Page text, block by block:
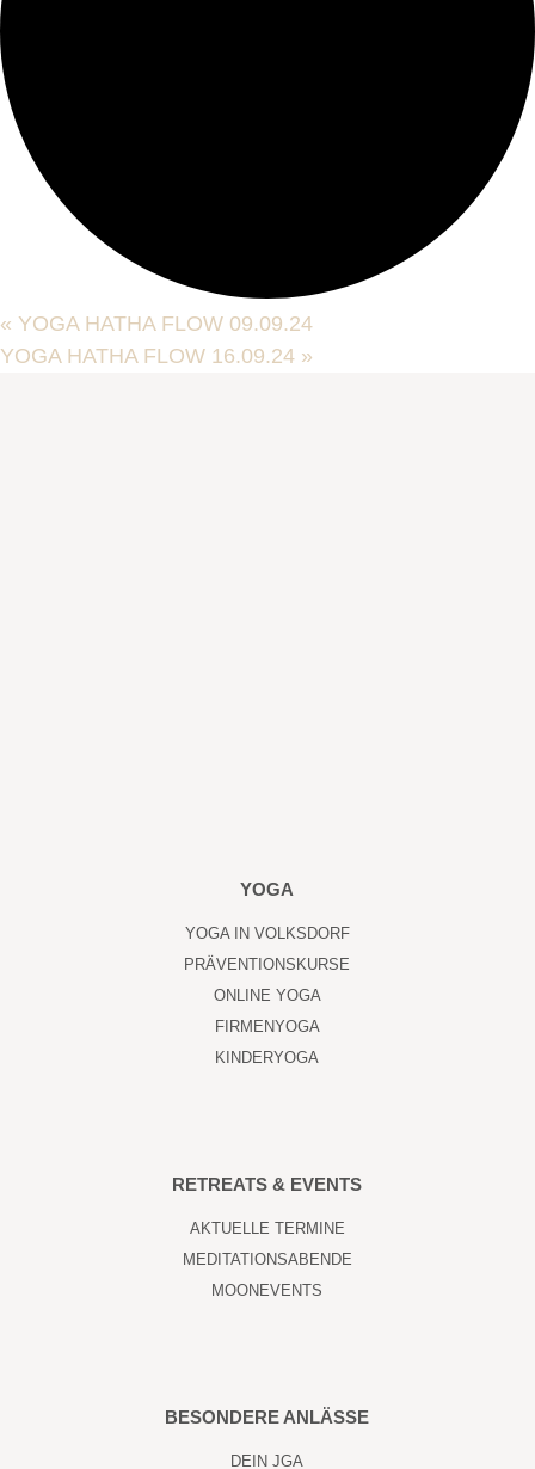
« YOGA HATHA FLOW 09.09.24
YOGA HATHA FLOW 16.09.24 »
YOGA
YOGA IN VOLKSDORF
PRÄVENTIONSKURSE
ONLINE YOGA
FIRMENYOGA
KINDERYOGA
RETREATS & EVENTS
AKTUELLE TERMINE
MEDITATIONSABENDE
MOONEVENTS
BESONDERE ANLÄSSE
DEIN JGA